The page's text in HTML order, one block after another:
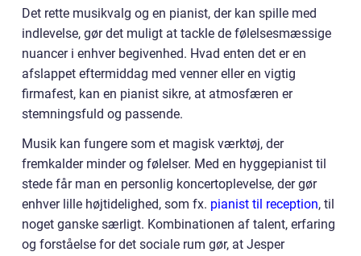
Det rette musikvalg og en pianist, der kan spille med
indlevelse, gør det muligt at tackle de følelsesmæssige
nuancer i enhver begivenhed. Hvad enten det er en
afslappet eftermiddag med venner eller en vigtig
firmafest, kan en pianist sikre, at atmosfæren er
stemningsfuld og passende.
Musik kan fungere som et magisk værktøj, der
fremkalder minder og følelser. Med en hyggepianist til
stede får man en personlig koncertoplevelse, der gør
enhver lille højtidelighed, som fx. pianist til reception, til
noget ganske særligt. Kombinationen af talent, erfaring
og forståelse for det sociale rum gør, at Jesper